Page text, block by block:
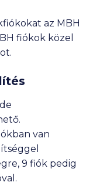
az MBH
fiókok közel
van
9 fiók pedig